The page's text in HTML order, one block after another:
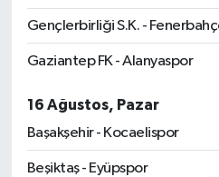
Gençlerbirliği S.K. -
Gaziantep FK - Alanyaspor
16 Ağustos, Pazar
Başakşehir - Kocaelispor
Beşiktaş - Eyüpspor